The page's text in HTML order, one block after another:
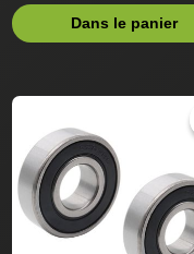
Dans le panier